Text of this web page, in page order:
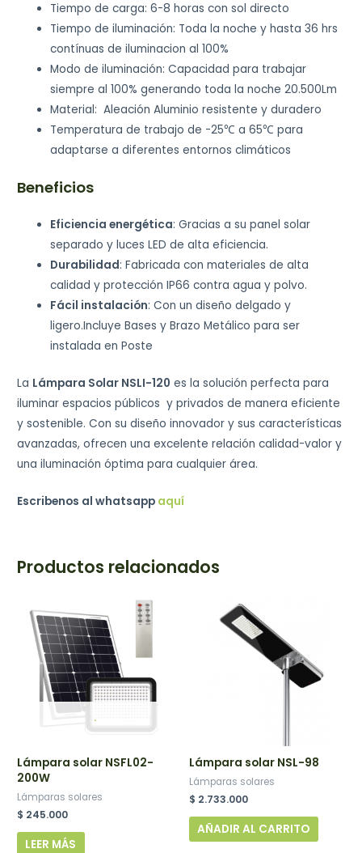
Tiempo de carga: 6-8 horas con sol directo
Tiempo de iluminación: Toda la noche y hasta 36 hrs
contínuas de iluminacion al 100%
Modo de iluminación: Capacidad para trabajar
siempre al 100% generando toda la noche 20.500Lm
Material: Aleación Aluminio resistente y duradero
Temperatura de trabajo de -25℃ a 65℃ para
adaptarse a diferentes entornos climáticos
Beneficios
Eficiencia energética: Gracias a su panel solar
separado y luces LED de alta eficiencia.
Durabilidad: Fabricada con materiales de alta
calidad y protección IP66 contra agua y polvo.
Fácil instalación: Con un diseño delgado y
ligero.Incluye Bases y Brazo Metálico para ser
instalada en Poste
La Lámpara Solar NSLI-120 es la solución perfecta para
iluminar espacios públicos y privados de manera eficiente
y sostenible. Con su diseño innovador y sus características
avanzadas, ofrecen una excelente relación calidad-valor y
una iluminación óptima para cualquier área.
Escribenos al whatsapp aquí
Productos relacionados
.
Lámpara solar NSFL02-
200W
Lámparas solares
$ 245.000
LEER MÁS
Lámpara solar NSL-98
Lámparas solares
$ 2.733.000
AÑADIR AL CARRITO